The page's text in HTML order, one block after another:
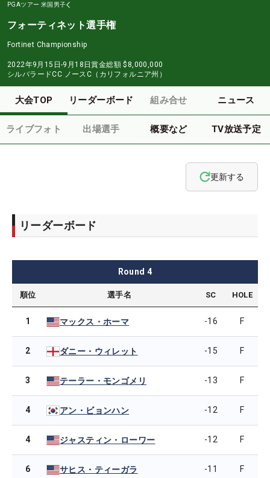
PGAツアー 米国男子
フォーティネット選手権
Fortinet Championship
2022年9月15日-9月18日賞金総額 $8,000,000
シルバラードCC ノースC（カリフォルニア州）
大会TOP リーダーボード 組み合せ ニュース
ライブフォト 出場選手 概要など TV放送予定
更新する
リーダーボード
Round 4
順位 選手名 SC HOLE
1 マックス・ホーマ -16 F
2 ダニー・ウィレット -15 F
3 テーラー・モンゴメリ -13 F
4 アン・ビョンハン -12 F
4 ジャスティン・ローワー -12 F
6 サヒス・ティーガラ -11 F